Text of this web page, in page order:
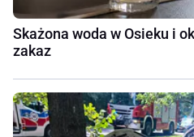
Skażona woda w Osieku i
zakaz